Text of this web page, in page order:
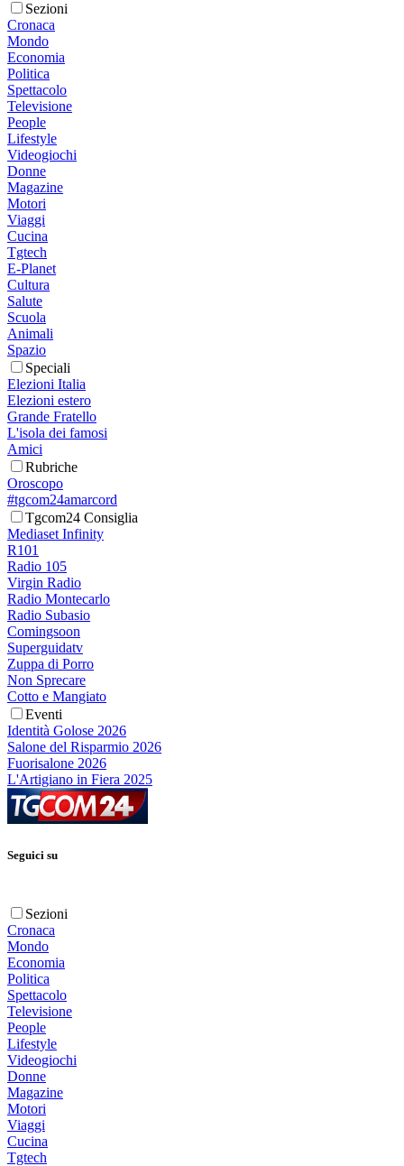
Sezioni
Cronaca
Mondo
Economia
Politica
Spettacolo
Televisione
People
Lifestyle
Videogiochi
Donne
Magazine
Motori
Viaggi
Cucina
Tgtech
E-Planet
Cultura
Salute
Scuola
Animali
Spazio
Speciali
Elezioni Italia
Elezioni estero
Grande Fratello
L'isola dei famosi
Amici
Rubriche
Oroscopo
#tgcom24amarcord
Tgcom24 Consiglia
Mediaset Infinity
R101
Radio 105
Virgin Radio
Radio Montecarlo
Radio Subasio
Comingsoon
Superguidatv
Zuppa di Porro
Non Sprecare
Cotto e Mangiato
Eventi
Identità Golose 2026
Salone del Risparmio 2026
Fuorisalone 2026
L'Artigiano in Fiera 2025
Seguici su
Sezioni
Cronaca
Mondo
Economia
Politica
Spettacolo
Televisione
People
Lifestyle
Videogiochi
Donne
Magazine
Motori
Viaggi
Cucina
Tgtech